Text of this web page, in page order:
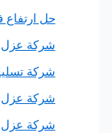
حل ارتفاع فاتورة
شركة عزل اسطح
شركة تسليك مجاري
شركة عزل رول
شركة عزل اسطح